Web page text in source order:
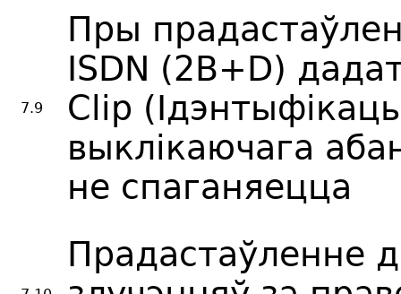
7.9
Пры
ISDN (2B+D)
Clip
выклікаючага
не спаганяецца
Прадастаўленне